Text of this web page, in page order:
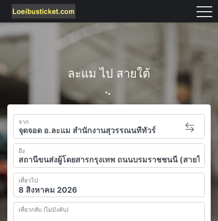
ละแม ไป สายใต้
จาก
ถึง
เที่ยวไป
เที่ยวกลับ (ไม่บังคับ)